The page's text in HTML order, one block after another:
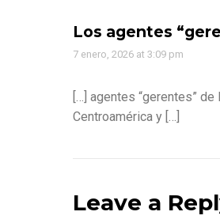
Los agentes
7 enero, 2026 at 3:09 pm
[…] agentes “gerentes”
Centroamérica y […]
Leave a